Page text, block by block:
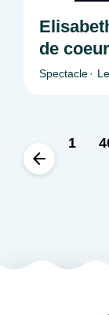
de coeur
Spectacle
1